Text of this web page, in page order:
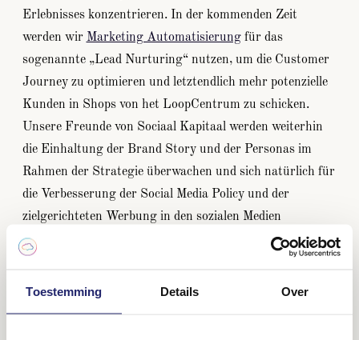
Toestemming Details Over
Erlebnisses konzentrieren. In der kommenden Zeit
werden wir Marketing Automatisierungfür das
sogenannte „Lead Nurturing“ nutzen, um die Customer
Journey zu optimieren und letztendlich mehr potenzielle
Kunden in Shops von het LoopCentrum zu schicken.
Unsere Freunde von Sociaal Kapitaal werden weiterhin
die Einhaltung der Brand Story und der Personas im
Rahmen der Strategie überwachen und sich natürlich für
die Verbesserung der Social Media Policy und der
zielgerichteten Werbung in den sozialen Medien
einsetzen. Darüber hinaus werden wir gemeinsam
kontinuierlich daran arbeiten, die Customer Journey zu